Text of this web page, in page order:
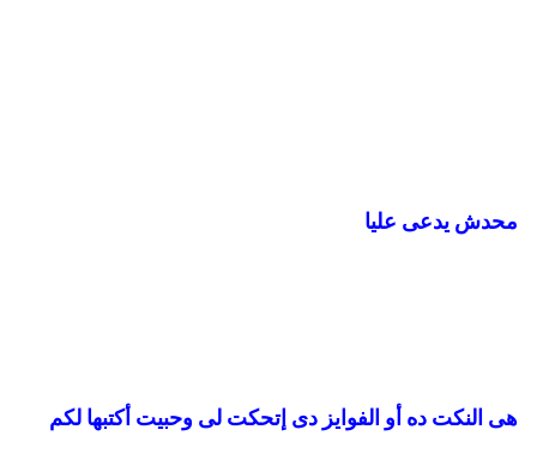
محدش يدعى عليا
هى النكت ده أو الفوايز دى إتحكت لى وحبيت أكتبها لكم